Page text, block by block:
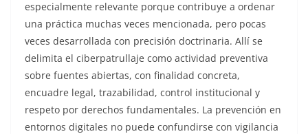
especialmente relevante porque contribuye a ordenar
una práctica muchas veces mencionada, pero pocas
veces desarrollada con precisión doctrinaria. Allí se
delimita el ciberpatrullaje como actividad preventiva
sobre fuentes abiertas, con finalidad concreta,
encuadre legal, trazabilidad, control institucional y
respeto por derechos fundamentales. La prevención en
entornos digitales no puede confundirse con vigilancia